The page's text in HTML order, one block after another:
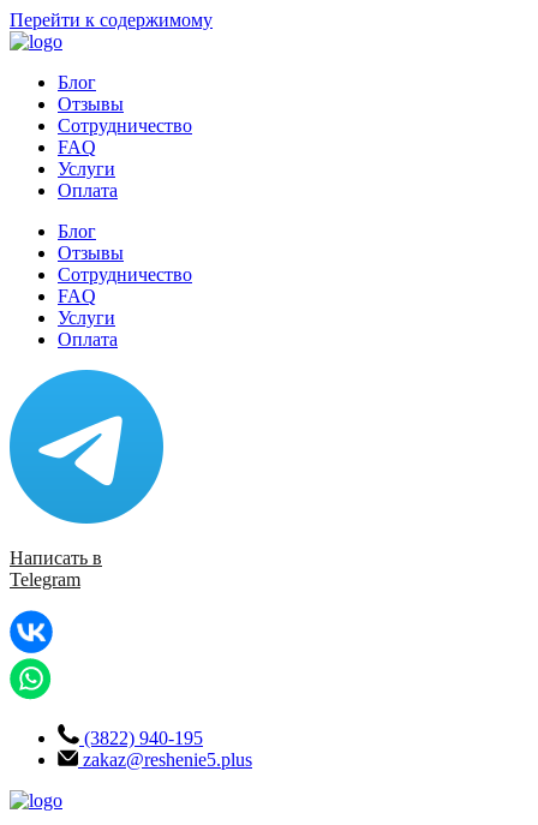
Перейти к содержимому
Блог
Отзывы
Сотрудничество
FAQ
Услуги
Оплата
Блог
Отзывы
Сотрудничество
FAQ
Услуги
Оплата
Написать в
Telegram
(3822) 940-195
zakaz@reshenie5.plus